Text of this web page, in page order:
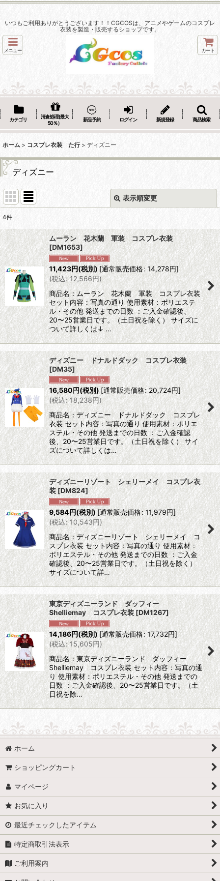
いつもご利用ありがとうございます！！CGCOSは、アニメやゲームのコスプレ
衣装を製造・販売するショップです。
メニュー カート
カテゴリ
清倉処理(最大
50％）
新品予約 ログイン 新規登録 商品検索
ホーム > コスプレ衣装 た行 > ディズニー
ディズニー
表示順変更
並び順:
絞り込む
4件
ムーラン 花木蘭 軍装 コスプレ衣装
[DM1653]
11,423円(税別) [通常販売価格: 14,278円]
(税込: 12,566円)
商品名：ムーラン 花木蘭 軍装 コスプレ衣装
セット内容：写真の通り 使用素材：ポリエステ
ル・その他 発送までの日数 ：ご入金確認後、
20〜25営業日です。（土日祝を除く） サイズに
ついて詳しくは↓ …
ディズニー ドナルドダック コスプレ衣装
[DM35]
16,580円(税別)[通常販売価格: 20,724円]
(税込: 18,238円)
商品名：ディズニー ドナルドダック コスプレ
衣装 セット内容：写真の通り 使用素材：ポリエ
ステル・その他 発送までの日数 ：ご入金確認
後、20〜25営業日です。（土日祝を除く） サイ
ズについて詳しくは…
ディズニーリゾート シェリーメイ コスプレ衣
装 [DM824]
9,584円(税別) [通常販売価格: 11,979円]
(税込: 10,543円)
商品名：ディズニーリゾート シェリーメイ コ
スプレ衣装 セット内容：写真の通り 使用素材：
ポリエステル・その他 発送までの日数 ：ご入金
確認後、20〜25営業日です。（土日祝を除く）
サイズについて詳…
東京ディズニーランド ダッフィー
Shelliemay コスプレ衣装 [DM1267]
14,186円(税別) [通常販売価格: 17,732円]
(税込: 15,605円)
商品名：東京ディズニーランド ダッフィー
Shelliemay コスプレ衣装 セット内容：写真の通
り 使用素材：ポリエステル・その他 発送までの
日数 ：ご入金確認後、20〜25営業日です。（土
日祝を除…
ホーム
ショッピングカート
マイページ
お気に入り
最近チェックしたアイテム
特定商取引法表示
ご利用案内